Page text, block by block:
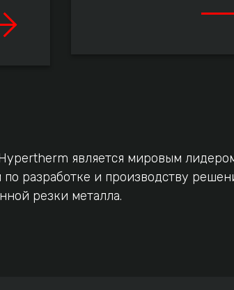
является мировым
по разработке и производству
резки металла.